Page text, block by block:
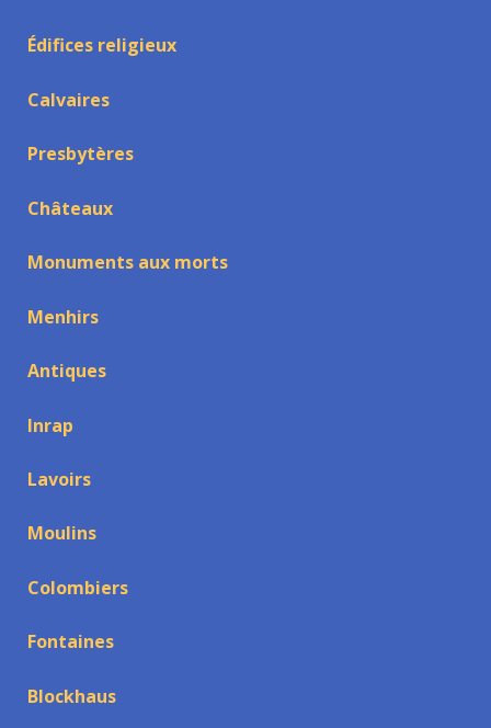
Édifices religieux
Calvaires
Presbytères
Châteaux
Monuments aux morts
Menhirs
Antiques
Inrap
Lavoirs
Moulins
Colombiers
Fontaines
Blockhaus